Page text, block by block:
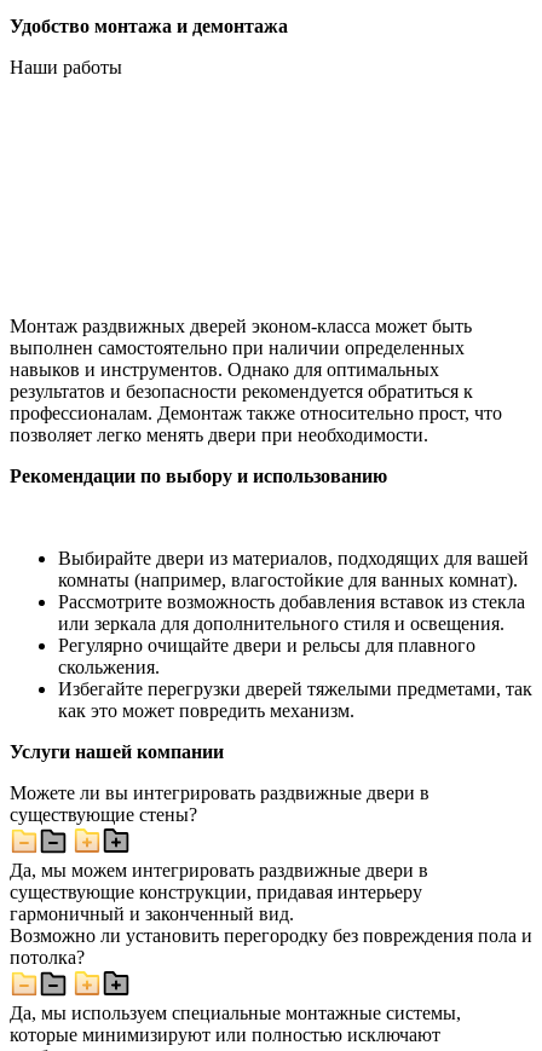
Удобство монтажа и демонтажа
Наши работы
Монтаж раздвижных дверей эконом-класса может быть
выполнен самостоятельно при наличии определенных
навыков и инструментов. Однако для оптимальных
результатов и безопасности рекомендуется обратиться к
профессионалам. Демонтаж также относительно прост, что
позволяет легко менять двери при необходимости.
Рекомендации по выбору и использованию
Выбирайте двери из материалов, подходящих для вашей
комнаты (например, влагостойкие для ванных комнат).
Рассмотрите возможность добавления вставок из стекла
или зеркала для дополнительного стиля и освещения.
Регулярно очищайте двери и рельсы для плавного
скольжения.
Избегайте перегрузки дверей тяжелыми предметами, так
как это может повредить механизм.
Услуги нашей компании
Можете ли вы интегрировать раздвижные двери в
существующие стены?
Да, мы можем интегрировать раздвижные двери в
существующие конструкции, придавая интерьеру
гармоничный и законченный вид.
Возможно ли установить перегородку без повреждения пола и
потолка?
Да, мы используем специальные монтажные системы,
которые минимизируют или полностью исключают